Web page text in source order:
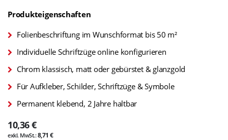
Produkteigenschaften
Folienbeschriftung im Wunschformat bis 50 m²
Individuelle Schriftzüge online konfigurieren
Chrom klassisch, matt oder gebürstet & glanzgold
Für Aufkleber, Schilder, Schriftzüge & Symbole
Permanent klebend, 2 Jahre haltbar
10,36 €
8,71 €